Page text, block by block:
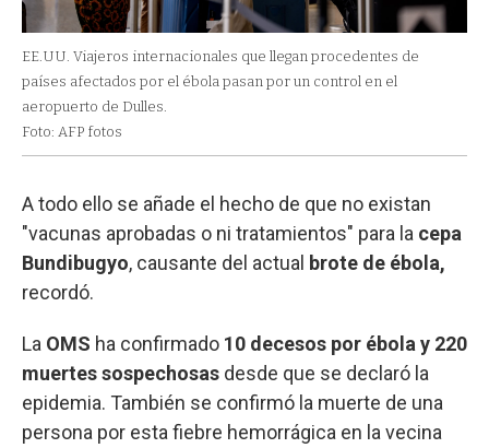
EE.UU. Viajeros internacionales que llegan procedentes de
países afectados por el ébola pasan por un control en el
aeropuerto de Dulles.
Foto: AFP fotos
A todo ello se añade el hecho de que no existan
"vacunas aprobadas o ni tratamientos" para la cepa
Bundibugyo, causante del actual brote de ébola,
recordó.
La OMS ha confirmado 10 decesos por ébola y 220
muertes sospechosas desde que se declaró la
epidemia. También se confirmó la muerte de una
persona por esta fiebre hemorrágica en la vecina